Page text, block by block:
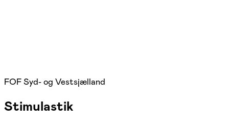
FOF Syd- og Vestsjælland
Stimulastik